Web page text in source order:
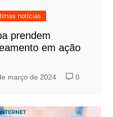
notícias
prendem
em ação
março de 2024 0